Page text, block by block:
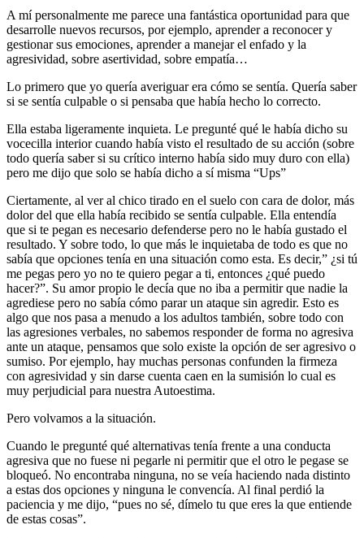
A mí personalmente me parece una fantástica oportunidad para que
desarrolle nuevos recursos, por ejemplo, aprender a reconocer y
gestionar sus emociones, aprender a manejar el enfado y la
agresividad, sobre asertividad, sobre empatía…
Lo primero que yo quería averiguar era cómo se sentía. Quería saber
si se sentía culpable o si pensaba que había hecho lo correcto.
Ella estaba ligeramente inquieta. Le pregunté qué le había dicho su
vocecilla interior cuando había visto el resultado de su acción (sobre
todo quería saber si su crítico interno había sido muy duro con ella)
pero me dijo que solo se había dicho a sí misma “Ups”
Ciertamente, al ver al chico tirado en el suelo con cara de dolor, más
dolor del que ella había recibido se sentía culpable. Ella entendía
que si te pegan es necesario defenderse pero no le había gustado el
resultado. Y sobre todo, lo que más le inquietaba de todo es que no
sabía que opciones tenía en una situación como esta. Es decir,” ¿si tú
me pegas pero yo no te quiero pegar a ti, entonces ¿qué puedo
hacer?”. Su amor propio le decía que no iba a permitir que nadie la
agrediese pero no sabía cómo parar un ataque sin agredir. Esto es
algo que nos pasa a menudo a los adultos también, sobre todo con
las agresiones verbales, no sabemos responder de forma no agresiva
ante un ataque, pensamos que solo existe la opción de ser agresivo o
sumiso. Por ejemplo, hay muchas personas confunden la firmeza
con agresividad y sin darse cuenta caen en la sumisión lo cual es
muy perjudicial para nuestra Autoestima.
Pero volvamos a la situación.
Cuando le pregunté qué alternativas tenía frente a una conducta
agresiva que no fuese ni pegarle ni permitir que el otro le pegase se
bloqueó. No encontraba ninguna, no se veía haciendo nada distinto
a estas dos opciones y ninguna le convencía. Al final perdió la
paciencia y me dijo, “pues no sé, dímelo tu que eres la que entiende
de estas cosas”.